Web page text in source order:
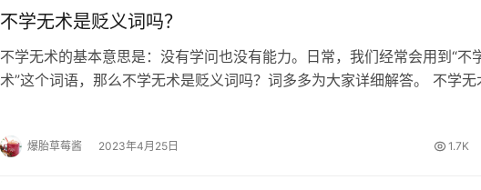
不学无术是贬义词吗？
不学无术的基本意思是：没有学问也没有能力。日常，我们经常会用到“不
术”这个词语，那么不学无术是贬义词吗？词多多为大家详细解答。 不学无
爆胎草莓酱 2023年4月25日 1.7K